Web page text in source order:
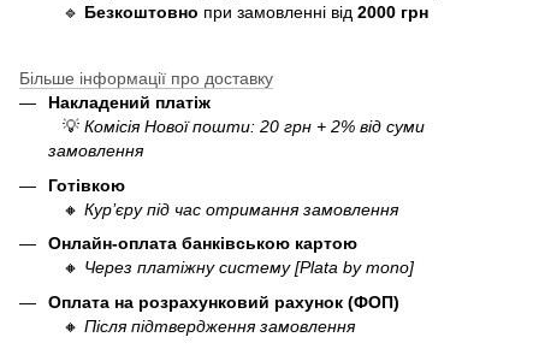
🔹 Безкоштовно при замовленні від 2000 грн
Більше інформації про доставку
Накладений платіж
💡 Комісія Нової пошти: 20 грн + 2% від суми
замовлення
Готівкою
🔸 Кур’єру під час отримання замовлення
Онлайн-оплата банківською картою
🔸 Через платіжну систему [Plata by mono]
Оплата на розрахунковий рахунок (ФОП)
🔸 Після підтвердження замовлення